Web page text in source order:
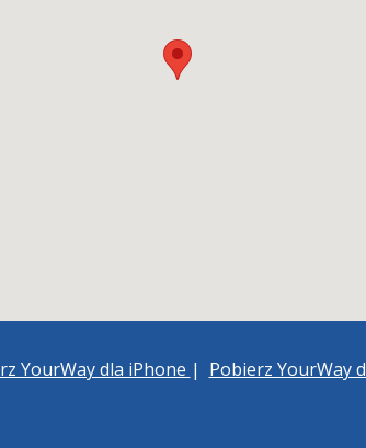
YourWay dla iPhone | Pobierz YourWay